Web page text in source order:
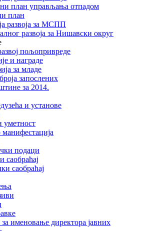
план управљања отпадом
план
развоја за МСПП
развоја за Нишавски округ
пољопривреде
и награде
за младе
запослених
за 2014.
и установе
уметност
подаци
саобраћај
саобраћај
именовање директора јавних